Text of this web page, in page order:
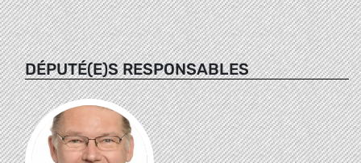
DÉPUTÉ(E)S RESPONSABLES